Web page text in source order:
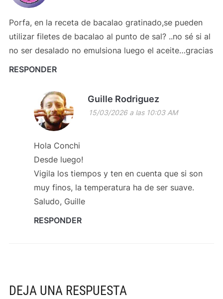
Porfa, en la receta de bacalao gratinado,se pueden
utilizar filetes de bacalao al punto de sal? ..no sé si al
no ser desalado no emulsiona luego el aceite…gracias
RESPONDER
Guille Rodriguez
15/03/2026 a las 10:03 AM
Hola Conchi
Desde luego!
Vigila los tiempos y ten en cuenta que si son
muy finos, la temperatura ha de ser suave.
Saludo, Guille
RESPONDER
DEJA UNA RESPUESTA